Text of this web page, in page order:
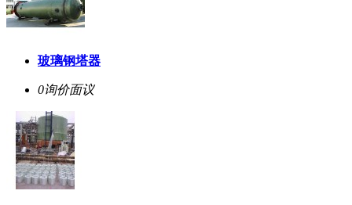
玻璃钢塔器
0询价面议